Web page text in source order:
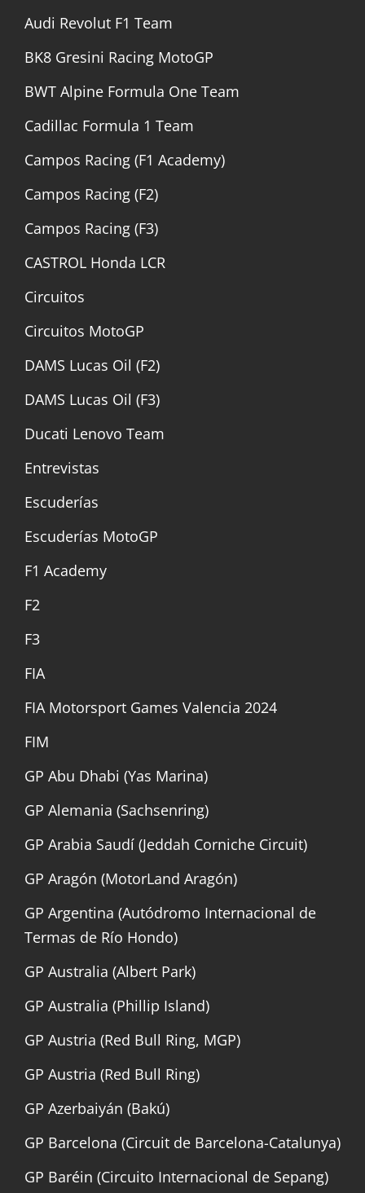
Audi Revolut F1 Team
BK8 Gresini Racing MotoGP
BWT Alpine Formula One Team
Cadillac Formula 1 Team
Campos Racing (F1 Academy)
Campos Racing (F2)
Campos Racing (F3)
CASTROL Honda LCR
Circuitos
Circuitos MotoGP
DAMS Lucas Oil (F2)
DAMS Lucas Oil (F3)
Ducati Lenovo Team
Entrevistas
Escuderías
Escuderías MotoGP
F1 Academy
F2
F3
FIA
FIA Motorsport Games Valencia 2024
FIM
GP Abu Dhabi (Yas Marina)
GP Alemania (Sachsenring)
GP Arabia Saudí (Jeddah Corniche Circuit)
GP Aragón (MotorLand Aragón)
GP Argentina (Autódromo Internacional de
Termas de Río Hondo)
GP Australia (Albert Park)
GP Australia (Phillip Island)
GP Austria (Red Bull Ring, MGP)
GP Austria (Red Bull Ring)
GP Azerbaiyán (Bakú)
GP Barcelona (Circuit de Barcelona-Catalunya)
GP Baréin (Circuito Internacional de Sepang)